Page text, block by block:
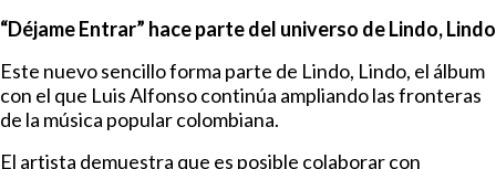
“Déjame Entrar” hace parte del universo de Lindo, Lindo
Este nuevo sencillo forma parte de Lindo, Lindo, el álbum
con el que Luis Alfonso continúa ampliando las fronteras
de la música popular colombiana.
El artista demuestra que es posible colaborar con